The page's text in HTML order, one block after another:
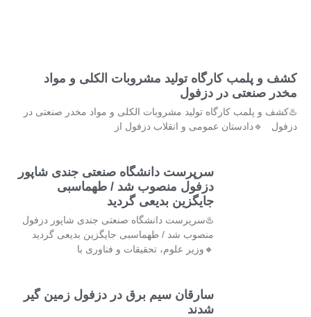
کشف و پلمب کارگاه تولید مشروبات الکلی و مواد
مخدر صنعتی در دزفول
♨️کشف و پلمب کارگاه تولید مشروبات الکلی و مواد مخدر صنعتی در
دزفول 🔹دادستان عمومی و انقلاب دزفول از
سرپرست دانشگاه صنعتی جندی شاپور
دزفول منصوب شد / طهماسبی
جایگزین بدیعی گردید
♨️سرپرست دانشگاه صنعتی جندی شاپور دزفول
منصوب شد / طهماسبی جایگزین بدیعی گردید
🔸وزیر علوم، تحقیقات و فناوری با
سارقان سیم برق در دزفول زمین گیر
شدند